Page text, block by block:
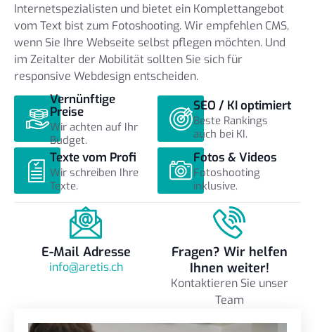
Internetspezialisten und bietet ein Komplettangebot
vom Text bist zum Fotoshooting. Wir empfehlen CMS,
wenn Sie Ihre Webseite selbst pflegen möchten. Und
im Zeitalter der Mobilität sollten Sie sich für
responsive Webdesign entscheiden.
Vernünftige
Preise
Wir achten auf Ihr
Budget.
SEO / KI optimiert
Beste Rankings
auch bei KI.
Texte vom Profi
Wir schreiben Ihre
Texte.
Fotos & Videos
Fotoshooting
inklusive.
E-Mail Adresse
info@aretis.ch
Fragen? Wir helfen
Ihnen weiter!
Kontaktieren Sie unser
Team